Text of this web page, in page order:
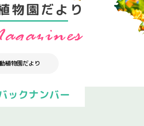
物園だより
植物園だより
ックナンバー